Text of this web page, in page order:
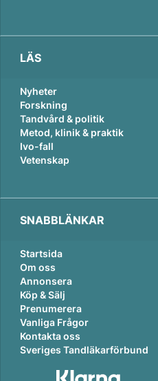
LÄS
Nyheter
Forskning
Tandvård & politik
Metod, klinik & praktik
Ivo-fall
Vetenskap
SNABBLÄNKAR
Startsida
Om oss
Annonsera
Köp & Sälj
Prenumerera
Vanliga Frågor
Kontakta oss
Sveriges Tandläkarförbund